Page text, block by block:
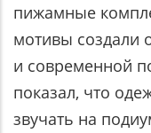
пижамные
мотивы создали
и современной
показал, что
звучать на